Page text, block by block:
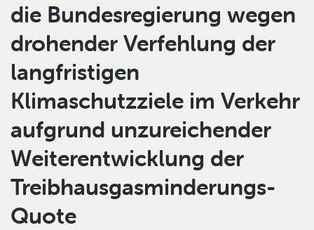
die Bundesregierung wegen
drohender Verfehlung der
langfristigen
Klimaschutzziele im Verkehr
aufgrund unzureichender
Weiterentwicklung der
Treibhausgasminderungs-
Quote